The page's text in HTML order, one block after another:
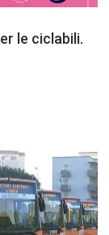
le ciclabili.